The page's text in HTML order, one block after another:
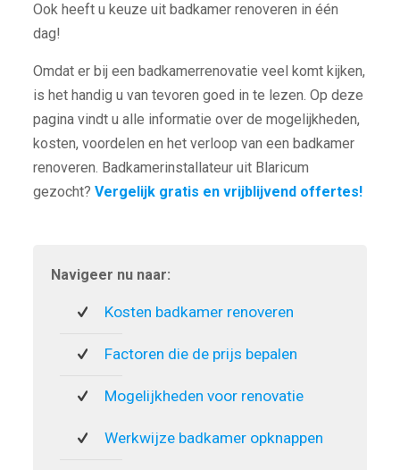
Ook heeft u keuze uit badkamer renoveren in één
dag!
Omdat er bij een badkamerrenovatie veel komt kijken,
is het handig u van tevoren goed in te lezen. Op deze
pagina vindt u alle informatie over de mogelijkheden,
kosten, voordelen en het verloop van een badkamer
renoveren. Badkamerinstallateur uit Blaricum
gezocht? Vergelijk gratis en vrijblijvend offertes!
Navigeer nu naar:
Kosten badkamer renoveren
Factoren die de prijs bepalen
Mogelijkheden voor renovatie
Werkwijze badkamer opknappen